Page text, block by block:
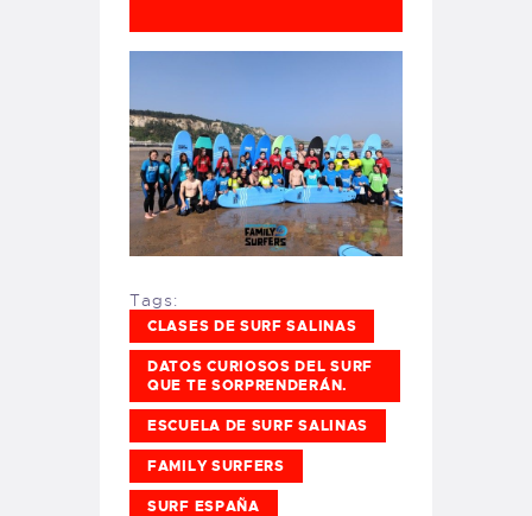
Tags:
CLASES DE SURF SALINAS
DATOS CURIOSOS DEL SURF
QUE TE SORPRENDERÁN.
ESCUELA DE SURF SALINAS
FAMILY SURFERS
SURF ESPAÑA